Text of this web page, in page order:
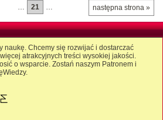
następna strona »
… 21 …
naukę. Chcemy się rozwijać i dostarczać
atrakcyjnych treści wysokiej jakości.
o wsparcie. Zostań naszym Patronem i